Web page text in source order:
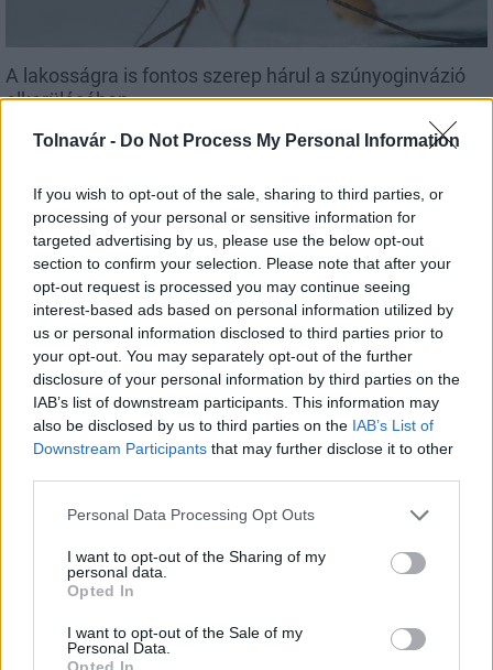
Tolnavár - Do Not Process My Personal Information
If you wish to opt-out of the sale, sharing to third parties, or
processing of your personal or sensitive information for
targeted advertising by us, please use the below opt-out
section to confirm your selection. Please note that after your
opt-out request is processed you may continue seeing
interest-based ads based on personal information utilized by
us or personal information disclosed to third parties prior to
your opt-out. You may separately opt-out of the further
disclosure of your personal information by third parties on the
IAB’s list of downstream participants. This information may
also be disclosed by us to third parties on the IAB’s List of
Downstream Participants that may further disclose it to other
Please note that this website/app uses one or more Google
not limited to your visit or usage behaviour. You may click to
grant or deny consent to Google and its third-party tags to
use your data for below specified purposes in below Google
consent section.
Personal Data Processing Opt Outs
I want to opt-out of the Sharing of my
personal data.
Opted In
I want to opt-out of the Sale of my
Personal Data.
Opted In
A lakosságra is fontos szerep hárul a szúnyoginvázió
elkerülésében
MAGYAR ÉPÍTŐK
Mi épül?
Város-Teampannon Kereskedelmi és Szolgáltató Kft.
parkfelújítás